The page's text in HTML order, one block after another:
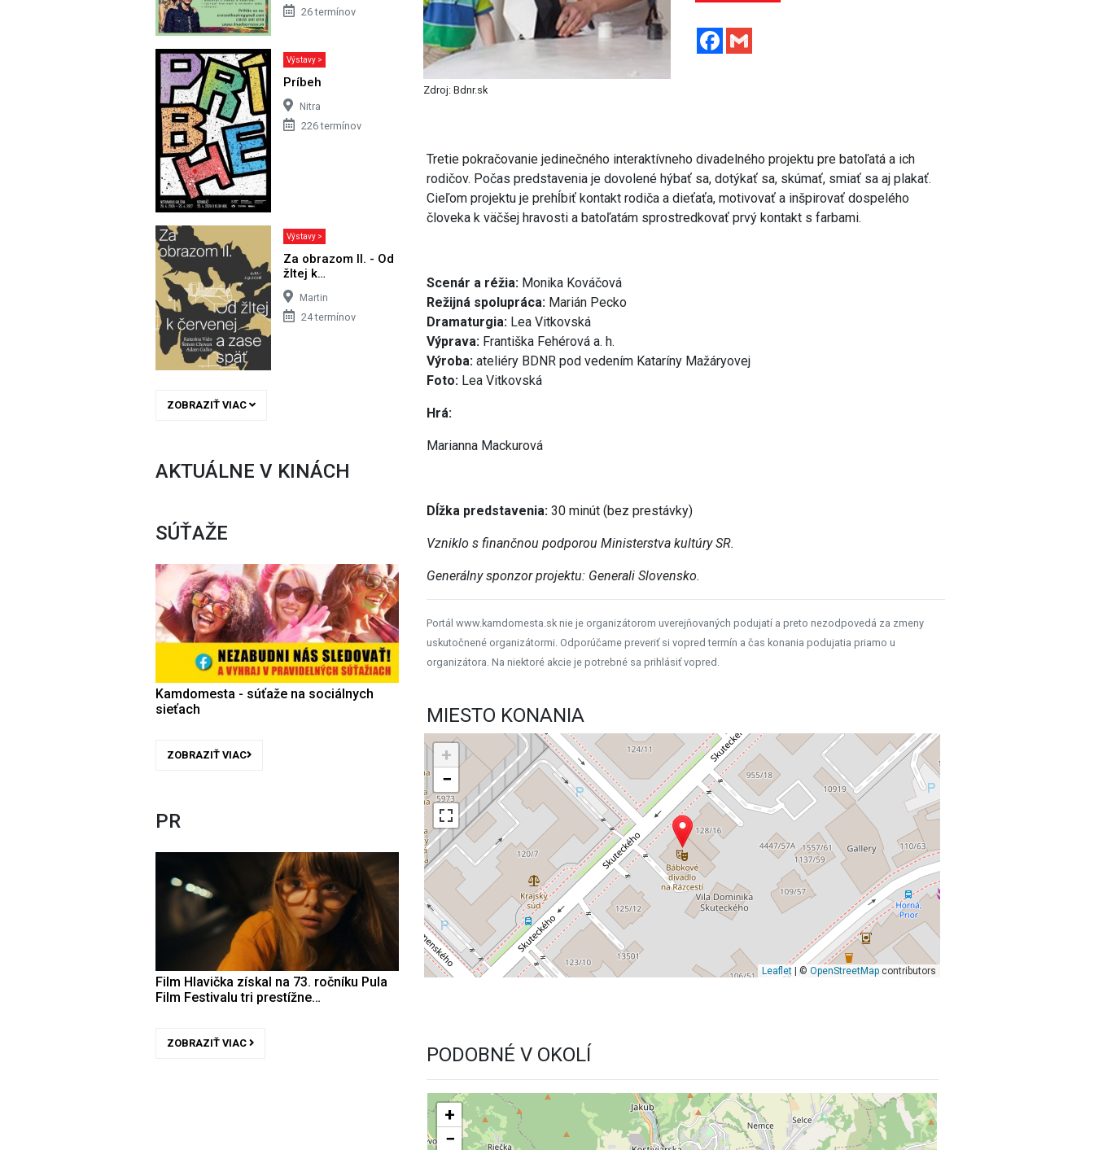
26 termínov
Výstavy >
Príbeh
Nitra
226 termínov
Výstavy >
Za obrazom II. - Od
žltej k…
Martin
24 termínov
ZOBRAZIŤ VIAC
AKTUÁLNE V KINÁCH
SÚŤAŽE
Kamdomesta - súťaže na sociálnych
sieťach
ZOBRAZIŤ VIAC
PR
Film Hlavička získal na 73. ročníku Pula
Film Festivalu tri prestížne…
ZOBRAZIŤ VIAC
Zdroj: Bdnr.sk
Facebook
Tretie pokračovanie jedinečného interaktívneho divadelného projektu pre batoľatá a ich
rodičov. Počas predstavenia je dovolené hýbať sa, dotýkať sa, skúmať, smiať sa aj plakať.
Cieľom projektu je prehĺbiť kontakt rodiča a dieťaťa, motivovať a inšpirovať dospelého
človeka k väčšej hravosti a batoľatám sprostredkovať prvý kontakt s farbami.
Scenár a réžia: Monika Kováčová
Režijná spolupráca: Marián Pecko
Dramaturgia: Lea Vitkovská
Výprava: Františka Fehérová a. h.
Výroba: ateliéry BDNR pod vedením Kataríny Mažáryovej
Foto: Lea Vitkovská
Hrá:
Marianna Mackurová
Dĺžka predstavenia: 30 minút (bez prestávky)
Vzniklo s finančnou podporou Ministerstva kultúry SR.
Generálny sponzor projektu: Generali Slovensko.
Portál www.kamdomesta.sk nie je organizátorom uverejňovaných podujatí a preto nezodpovedá za zmeny
uskutočnené organizátormi. Odporúčame preveriť si vopred termín a čas konania podujatia priamo u
organizátora. Na niektoré akcie je potrebné sa prihlásiť vopred.
MIESTO KONANIA
+
−
Leaflet| © OpenStreetMapcontributors
PODOBNÉ V OKOLÍ
+
−